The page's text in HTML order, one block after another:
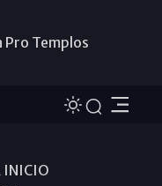
Pro Templos
INICIO